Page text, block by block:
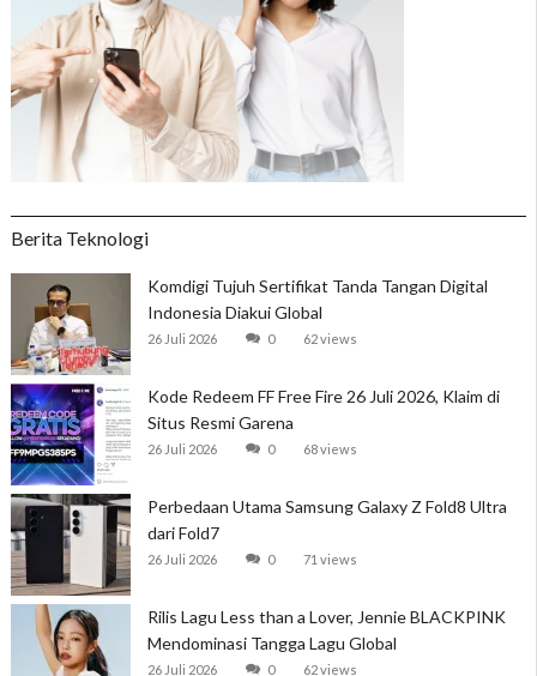
Berita Teknologi
Komdigi Tujuh Sertifikat Tanda Tangan Digital
Indonesia Diakui Global
26 Juli 2026 0 62 views
Kode Redeem FF Free Fire 26 Juli 2026, Klaim di
Situs Resmi Garena
26 Juli 2026 0 68 views
Perbedaan Utama Samsung Galaxy Z Fold8 Ultra
dari Fold7
26 Juli 2026 0 71 views
Rilis Lagu Less than a Lover, Jennie BLACKPINK
Mendominasi Tangga Lagu Global
26 Juli 2026 0 62 views